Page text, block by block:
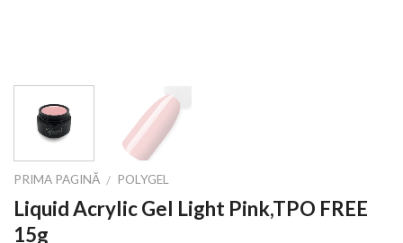
PRIMA PAGINĂ / POLYGEL
Liquid Acrylic Gel Light Pink,TPO FREE
15g